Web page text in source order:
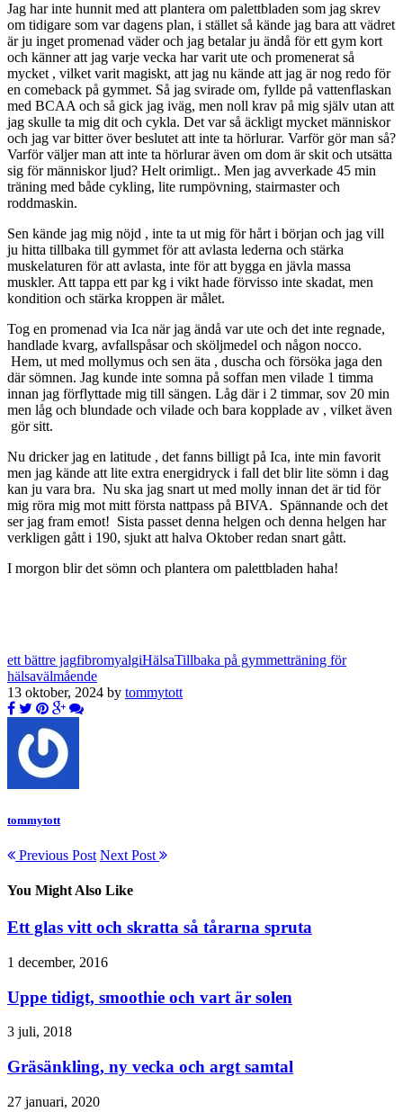
Jag har inte hunnit med att plantera om palettbladen som jag skrev
om tidigare som var dagens plan, i stället så kände jag bara att vädret
är ju inget promenad väder och jag betalar ju ändå för ett gym kort
och känner att jag varje vecka har varit ute och promenerat så
mycket , vilket varit magiskt, att jag nu kände att jag är nog redo för
en comeback på gymmet. Så jag svirade om, fyllde på vattenflaskan
med BCAA och så gick jag iväg, men noll krav på mig själv utan att
jag skulle ta mig dit och cykla. Det var så äckligt mycket människor
och jag var bitter över beslutet att inte ta hörlurar. Varför gör man så?
Varför väljer man att inte ta hörlurar även om dom är skit och utsätta
sig för människor ljud? Helt orimligt.. Men jag avverkade 45 min
träning med både cykling, lite rumpövning, stairmaster och
roddmaskin.
Sen kände jag mig nöjd , inte ta ut mig för hårt i början och jag vill
ju hitta tillbaka till gymmet för att avlasta lederna och stärka
muskelaturen för att avlasta, inte för att bygga en jävla massa
muskler. Att tappa ett par kg i vikt hade förvisso inte skadat, men
kondition och stärka kroppen är målet.
Tog en promenad via Ica när jag ändå var ute och det inte regnade,
handlade kvarg, avfallspåsar och sköljmedel och någon nocco.
Hem, ut med mollymus och sen äta , duscha och försöka jaga den
där sömnen. Jag kunde inte somna på soffan men vilade 1 timma
innan jag förflyttade mig till sängen. Låg där i 2 timmar, sov 20 min
men låg och blundade och vilade och bara kopplade av , vilket även
gör sitt.
Nu dricker jag en latitude , det fanns billigt på Ica, inte min favorit
men jag kände att lite extra energidryck i fall det blir lite sömn i dag
kan ju vara bra. Nu ska jag snart ut med molly innan det är tid för
mig röra mig mot mitt första nattpass på BIVA. Spännande och det
ser jag fram emot! Sista passet denna helgen och denna helgen har
verkligen gått i 190, sjukt att halva Oktober redan snart gått.
I morgon blir det sömn och plantera om palettbladen haha!
ett bättre jagfibromyalgiHälsaTillbaka på gymmetträning för
hälsavälmående
13 oktober, 2024 by tommytott
tommytott
Previous Post Next Post
You Might Also Like
Ett glas vitt och skratta så tårarna spruta
1 december, 2016
Uppe tidigt, smoothie och vart är solen
3 juli, 2018
Gräsänkling, ny vecka och argt samtal
27 januari, 2020